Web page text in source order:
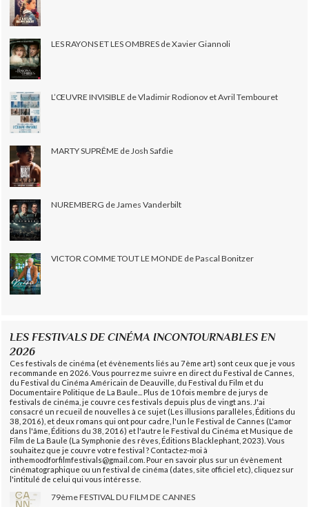
LES RAYONS ET LES OMBRES de Xavier Giannoli
L’ŒUVRE INVISIBLE de Vladimir Rodionov et Avril Tembouret
MARTY SUPRÊME de Josh Safdie
NUREMBERG de James Vanderbilt
VICTOR COMME TOUT LE MONDE de Pascal Bonitzer
LES FESTIVALS DE CINÉMA INCONTOURNABLES EN
2026
Ces festivals de cinéma (et évènements liés au 7ème art) sont ceux que je vous
recommande en 2026. Vous pourrez me suivre en direct du Festival de Cannes,
du Festival du Cinéma Américain de Deauville, du Festival du Film et du
Documentaire Politique de La Baule... Plus de 10 fois membre de jurys de
festivals de cinéma, je couvre ces festivals depuis plus de vingt ans. J'ai
consacré un recueil de nouvelles à ce sujet (Les illusions parallèles, Éditions du
38, 2016), et deux romans qui ont pour cadre, l'un le Festival de Cannes (L'amor
dans l'âme, Éditions du 38, 2016) et l'autre le Festival du Cinéma et Musique de
Film de La Baule (La Symphonie des rêves, Éditions Blacklephant, 2023). Vous
souhaitez que je couvre votre festival ? Contactez-moi à
inthemoodforfilmfestivals@gmail.com. Pour en savoir plus sur un évènement
cinématographique ou un festival de cinéma (dates, site officiel etc), cliquez sur
l'intitulé de celui qui vous intéresse.
79ème FESTIVAL DU FILM DE CANNES